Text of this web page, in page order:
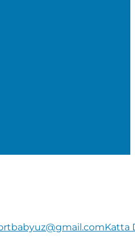
Katta
Instagram
в Telegram
в YouTube